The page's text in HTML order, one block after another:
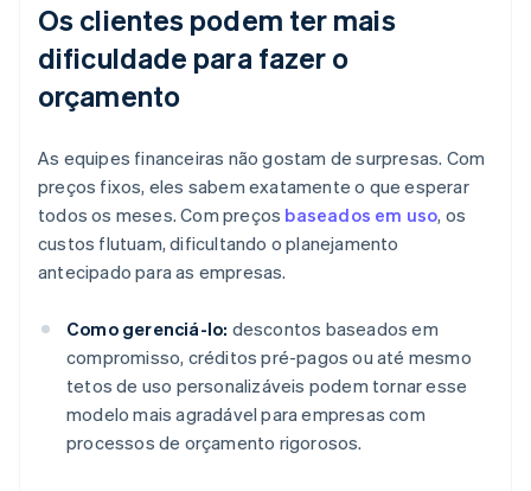
Os clientes podem ter mais
dificuldade para fazer o
orçamento
As equipes financeiras não gostam de surpresas. Com
preços fixos, eles sabem exatamente o que esperar
todos os meses. Com preços baseados em uso, os
custos flutuam, dificultando o planejamento
antecipado para as empresas.
Como gerenciá-lo: descontos baseados em
compromisso, créditos pré-pagos ou até mesmo
tetos de uso personalizáveis podem tornar esse
modelo mais agradável para empresas com
processos de orçamento rigorosos.